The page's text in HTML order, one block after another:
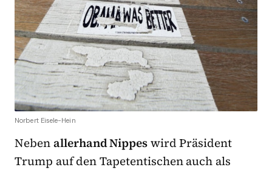
Norbert Eisele-Hein
Nebenallerhand Nippeswird Präsident
Trump auf den Tapetentischen auch als